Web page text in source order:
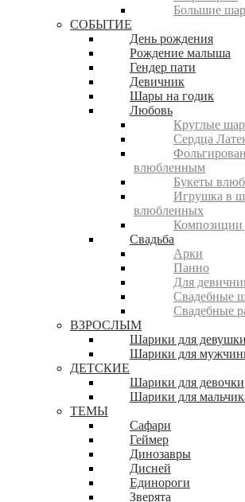
Большие
СОБЫТИЕ
День рождения
Рождение малыша
Гендер пати
Девичник
Шары на годик
Любовь
Круглые
Сердца
влюбленным
Букеты
Игрушка в
влюбленных
Композиции
Свадьба
Арки
Панно
Для
Свадебные
Свадебные
ВЗРОСЛЫМ
Шарики для девушки
Шарики для
ДЕТСКИЕ
Шарики для девочки
Шарики для
ТЕМЫ
Сафари
Геймер
Динозавры
Дисней
Единороги
Зверята